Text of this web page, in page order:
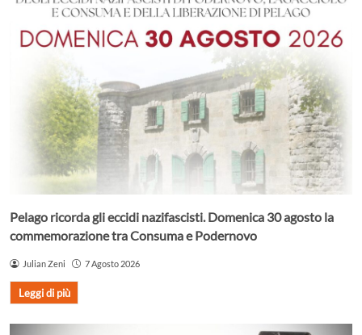
Pelago ricorda gli eccidi nazifascisti. Domenica 30 agosto la
commemorazione tra Consuma e Podernovo
Julian Zeni 7 Agosto 2026
Leggi di più